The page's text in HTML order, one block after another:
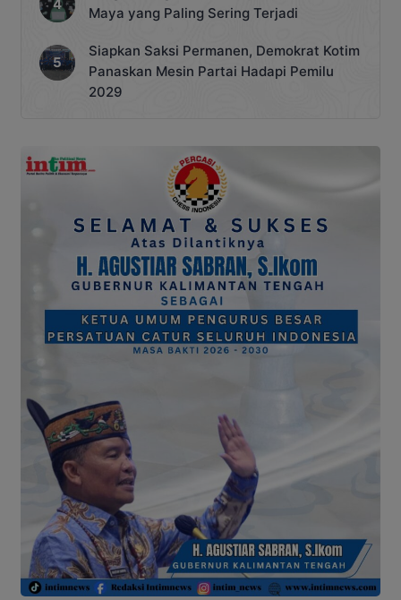
Maya yang Paling Sering Terjadi
Siapkan Saksi Permanen, Demokrat Kotim
Panaskan Mesin Partai Hadapi Pemilu
2029